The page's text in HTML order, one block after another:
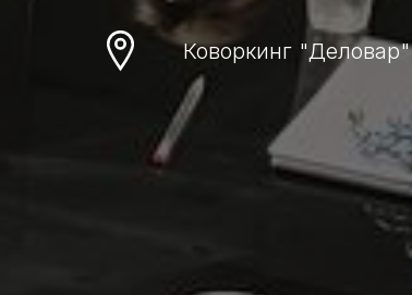
Коворкинг "Деловар"